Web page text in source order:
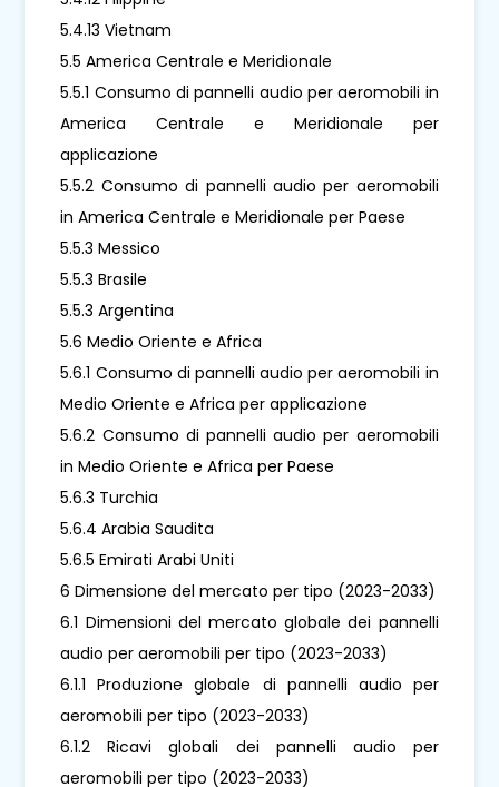
5.4.13 Vietnam
5.5 America Centrale e Meridionale
5.5.1 Consumo di pannelli audio per aeromobili in
America Centrale e Meridionale per
applicazione
5.5.2 Consumo di pannelli audio per aeromobili
in America Centrale e Meridionale per Paese
5.5.3 Messico
5.5.3 Brasile
5.5.3 Argentina
5.6 Medio Oriente e Africa
5.6.1 Consumo di pannelli audio per aeromobili in
Medio Oriente e Africa per applicazione
5.6.2 Consumo di pannelli audio per aeromobili
in Medio Oriente e Africa per Paese
5.6.3 Turchia
5.6.4 Arabia Saudita
5.6.5 Emirati Arabi Uniti
6 Dimensione del mercato per tipo (2023-2033)
6.1 Dimensioni del mercato globale dei pannelli
audio per aeromobili per tipo (2023-2033)
6.1.1 Produzione globale di pannelli audio per
aeromobili per tipo (2023-2033)
6.1.2 Ricavi globali dei pannelli audio per
aeromobili per tipo (2023-2033)